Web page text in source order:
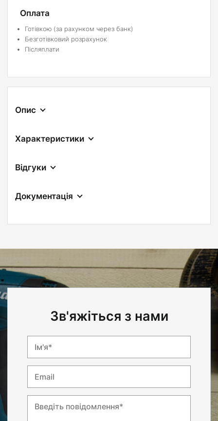
Оплата
Готівкою (за рахунком через банк)
Безготівковий розрахунок
Післяплати
Опис
Характеристики
Відгуки
Документація
Зв'яжіться з нами
Ім'я*
Email
Введіть повідомлення*